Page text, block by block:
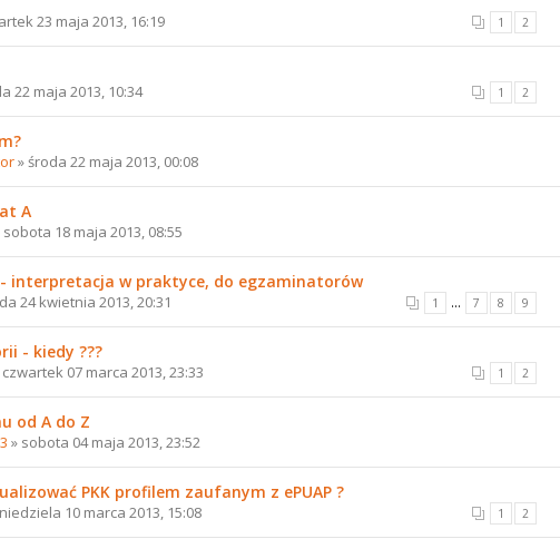
1 2
23 maja 2013, 16:19
1 2
22 maja 2013, 10:34
» środa 22 maja 2013, 00:08
A
sobota 18 maja 2013, 08:55
interpretacja w praktyce, do egzaminatorów
1 ... 7 8 9
24 kwietnia 2013, 20:31
- kiedy ???
1 2
czwartek 07 marca 2013, 23:33
od A do Z
» sobota 04 maja 2013, 23:52
PKK profilem zaufanym z ePUAP ?
1 2
10 marca 2013, 15:08